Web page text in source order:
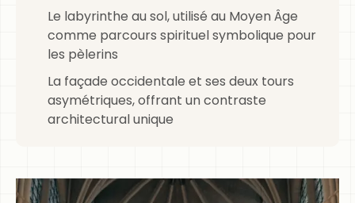
Le labyrinthe au sol, utilisé au Moyen Âge
comme parcours spirituel symbolique pour
les pèlerins
La façade occidentale et ses deux tours
asymétriques, offrant un contraste
architectural unique